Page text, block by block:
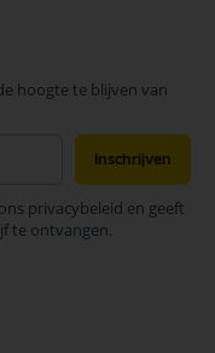
hoogte te blijven van
Inschrijven
privacybeleid en geeft
te ontvangen.